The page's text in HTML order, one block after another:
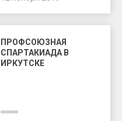
ПРОФСОЮЗНАЯ
СПАРТАКИАДА В
ИРКУТСКЕ